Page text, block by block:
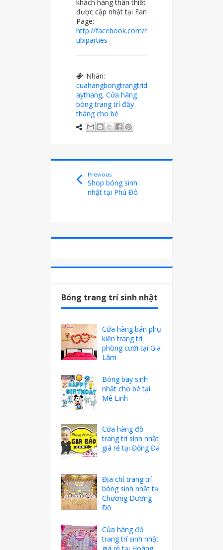
khách hàng thân thiết
được cập nhật tại Fan
Page:
http://facebook.com/r
ubiparties
Nhãn:
cuahangbongtrangtrid
aythang, Cửa hàng
bóng trang trí đầy
tháng cho bé
Previous
Shop bóng sinh
nhật tại Phú Đô
Bóng trang trí sinh nhật
Cửa hàng bán phụ
kiện trang trí
phòng cưới tại Gia
Lâm
Bóng bay sinh
nhật cho bé tại
Mê Linh
Cửa hàng đồ
trang trí sinh nhật
giá rẻ tại Đống Đa
Địa chỉ trang trí
bóng sinh nhật tại
Chương Dương
Độ
Cửa hàng đồ
trang trí sinh nhật
giá rẻ tại Hoàng